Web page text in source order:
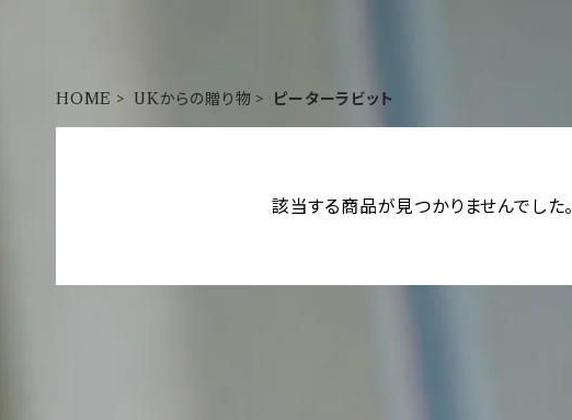
HOME UKからの贈り物 ピーターラビット
該当する商品が見つかりませんでした。